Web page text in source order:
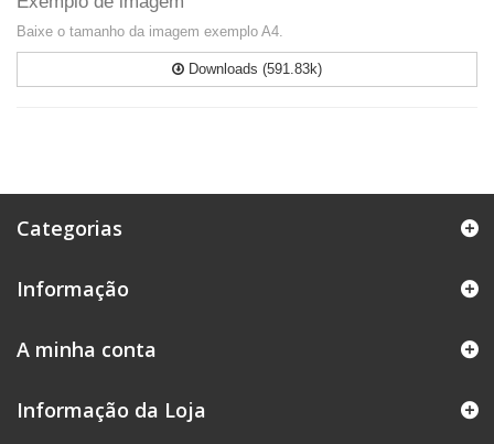
Baixe o tamanho da imagem exemplo A4.
Downloads (591.83k)
Categorias
Informação
A minha conta
Informação da Loja